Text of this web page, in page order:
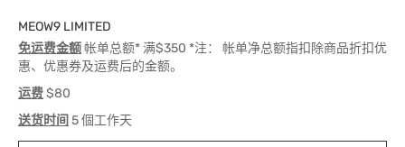
MEOW9 LIMITED
免运费金额帐单总额* 满$350 *注： 帐单净总额指扣除商品折扣优
惠、优惠券及运费后的金额。
运费$80
送货时间 5 個工作天